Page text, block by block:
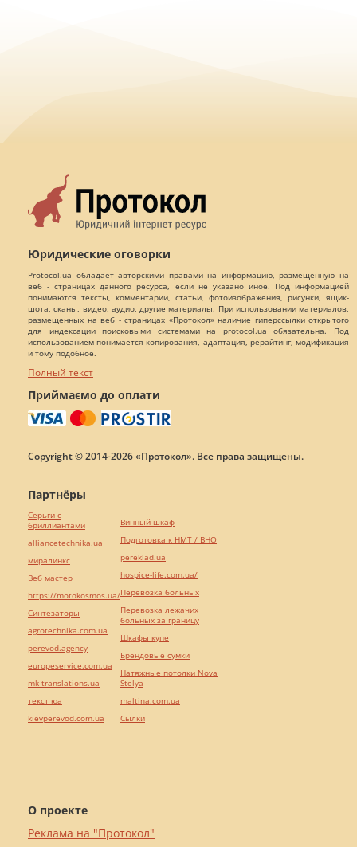
Юридические оговорки
Protocol.ua обладает авторскими правами на информацию, размещенную на
веб - страницах данного ресурса, если не указано иное. Под информацией
понимаются тексты, комментарии, статьи, фотоизображения, рисунки, ящик-
шота, сканы, видео, аудио, другие материалы. При использовании материалов,
размещенных на веб - страницах «Протокол» наличие гиперссылки открытого
для индексации поисковыми системами на protocol.ua обязательна. Под
использованием понимается копирования, адаптация, рерайтинг, модификация
и тому подобное.
Полный текст
Приймаємо до оплати
Copyright © 2014-2026 «Протокол». Все права защищены.
О проекте
Реклама на "Протокол"
Партнёры
Серьги с
бриллиантами
alliancetechnika.ua
миралинкс
Веб мастер
https://motokosmos.ua/
Синтезаторы
agrotechnika.com.ua
perevod.agency
europeservice.com.ua
mk-translations.ua
текст юа
kievperevod.com.ua
Винный шкаф
Подготовка к НМТ / ВНО
pereklad.ua
hospice-life.com.ua/
Перевозка больных
Перевозка лежачих
больных за границу
Шкафы купе
Брендовые сумки
Натяжные потолки Nova
Stelya
maltina.com.ua
Cылки